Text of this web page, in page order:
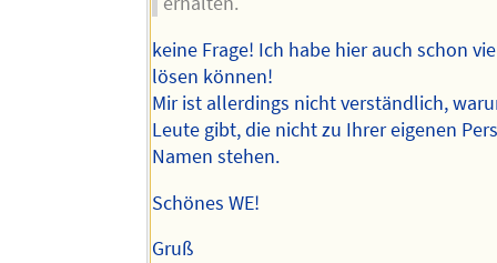
keine Frage! Ich habe hier auch schon
lösen können!
Mir ist allerdings nicht verständlich,
Leute gibt, die nicht zu Ihrer eigenen
Namen stehen.
Schönes WE!
Gruß